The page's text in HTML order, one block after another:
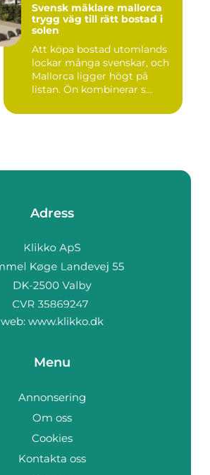
Svensk mäklare mallorca
trygg väg till rätt bostad i
solen
Att köpa bostad utomlands
lockar många svenskar, och
Mallorca ligger högt på
listan. Ön kombinerar s...
Adress
web: www.klikko.dk
Menu
Annonsering
Om oss
Cookies
Kontakta oss